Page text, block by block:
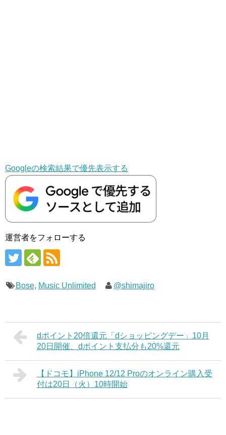
Googleの検索結果で優先表示する
運営者をフォローする
Bose, Music Unlimited @shimajiro
dポイント20倍還元「dショッピングデー」10月
20日開催、dポイント支払分も20%還元
【ドコモ】iPhone 12/12 Proのオンライン購入受
付は20日（火）10時開始